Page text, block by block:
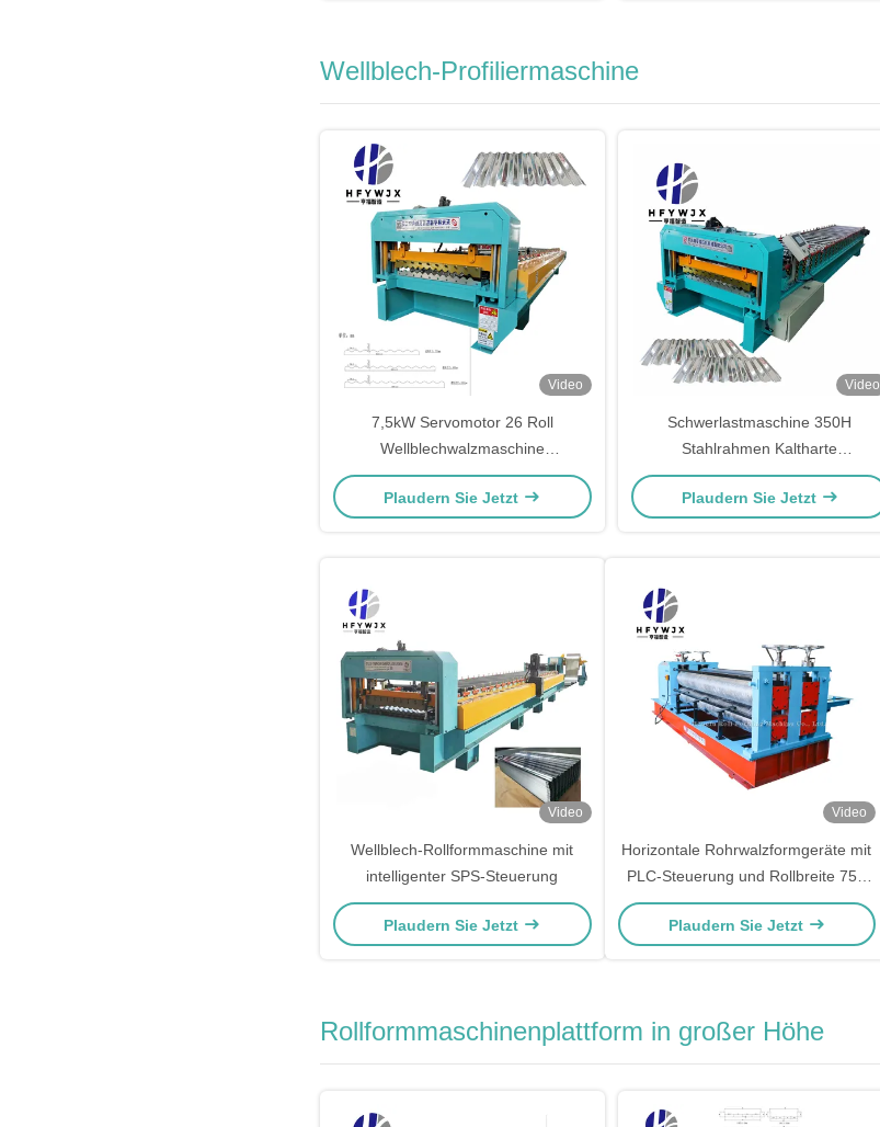
Wellblech-Profiliermaschine
Video
7,5kW Servomotor 26 Roll
Wellblechwalzmaschine
Präzisionsanfertigung
Plaudern Sie Jetzt
Video
Schwerlastmaschine 350H
Stahlrahmen Kaltharte
Wellplattenrollenformmaschine
1000mm Einspeisungsbreite 0-
Plaudern Sie Jetzt
Video
Wellblech-Rollformmaschine mit
intelligenter SPS-Steuerung
Plaudern Sie Jetzt
Video
Horizontale Rohrwalzformgeräte mit
PLC-Steuerung und Rollbreite 750
mm-1250 mm
Plaudern Sie Jetzt
Rollformmaschinenplattform in großer Höhe